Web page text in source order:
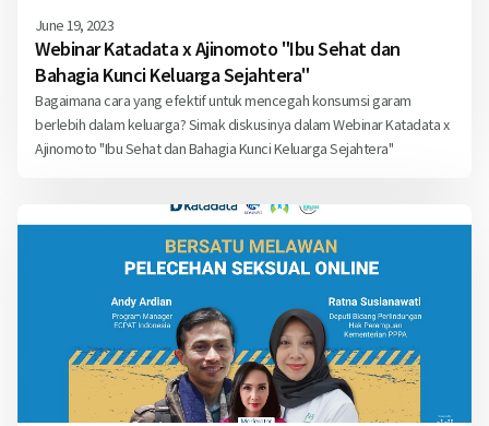
June 19, 2023
Webinar Katadata x Ajinomoto "Ibu Sehat dan
Bahagia Kunci Keluarga Sejahtera"
Bagaimana cara yang efektif untuk mencegah konsumsi garam
berlebih dalam keluarga? Simak diskusinya dalam Webinar Katadata x
Ajinomoto "Ibu Sehat dan Bahagia Kunci Keluarga Sejahtera"